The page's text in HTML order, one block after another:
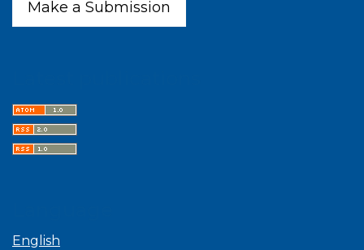
Make a Submission
English